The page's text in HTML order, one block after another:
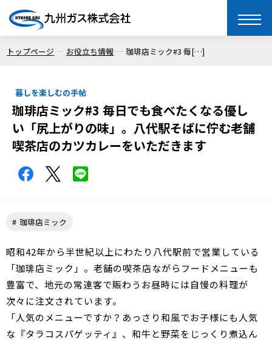
toggle
トップページ お役立ち情報 珈琲店ミック#3 毎[…]
暮しを楽しむの手帖
珈琲店ミック#3 毎日でも食べたくなる優し
い「尻上がりの味」。八代駅そばに佇む老舗
喫茶店のカツカレーをいただきます
珈琲店ミック
昭和42年から半世紀以上にわたり八代駅前で営業している
「珈琲店ミック」。老舗の喫茶店ながらフードメニューも
豊富で、地元の常連客で賑わうお昼時には自慢の料理が
次々に注文されています。
「人気のメニューですか？あっさり和風でお子様にも人気
な『タラコスパゲッティ』、和牛と野菜をじっくり煮込ん